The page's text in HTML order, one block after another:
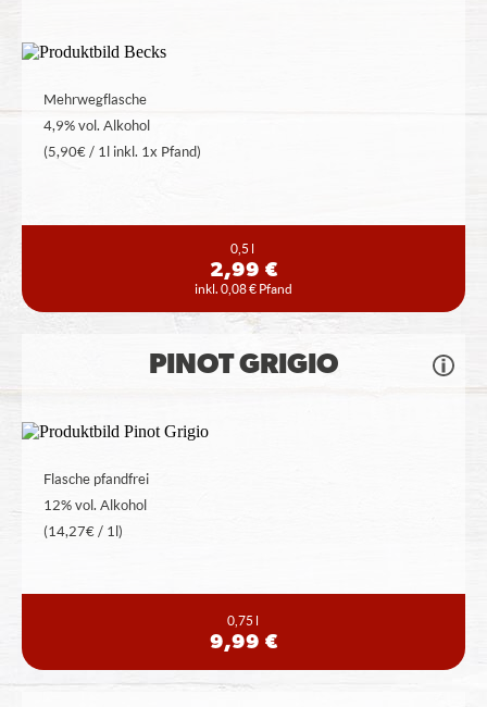
Mehrwegflasche
4,9% vol. Alkohol
(5,90€ / 1l inkl. 1x Pfand)
0,5 l
2,99 €
inkl. 0,08 € Pfand
PINOT GRIGIO
Flasche pfandfrei
12% vol. Alkohol
(14,27€ / 1l)
0,75 l
9,99 €